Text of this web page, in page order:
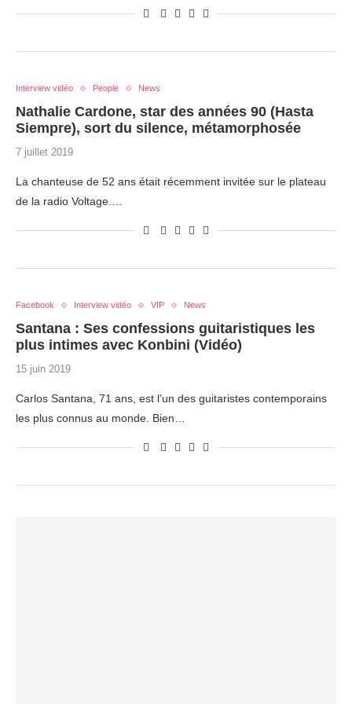
Interview vidéo People News
Nathalie Cardone, star des années 90 (Hasta
Siempre), sort du silence, métamorphosée
7 juillet 2019
La chanteuse de 52 ans était récemment invitée sur le plateau
de la radio Voltage.…
Facebook Interview vidéo VIP News
Santana : Ses confessions guitaristiques les
plus intimes avec Konbini (Vidéo)
15 juin 2019
Carlos Santana, 71 ans, est l’un des guitaristes contemporains
les plus connus au monde. Bien…